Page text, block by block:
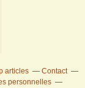
articles
Contact
personnelles